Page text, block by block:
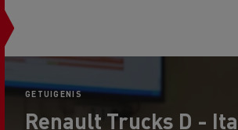
GETUIGENIS
Renault Trucks D -